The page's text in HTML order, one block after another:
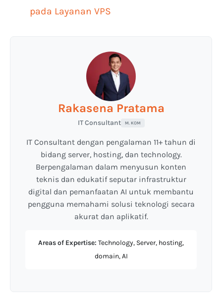
pada Layanan VPS
Rakasena Pratama
IT Consultant M. KOM
IT Consultant dengan pengalaman 11+ tahun di
bidang server, hosting, dan technology.
Berpengalaman dalam menyusun konten
teknis dan edukatif seputar infrastruktur
digital dan pemanfaatan AI untuk membantu
pengguna memahami solusi teknologi secara
akurat dan aplikatif.
Areas of Expertise: Technology, Server, hosting,
domain, AI